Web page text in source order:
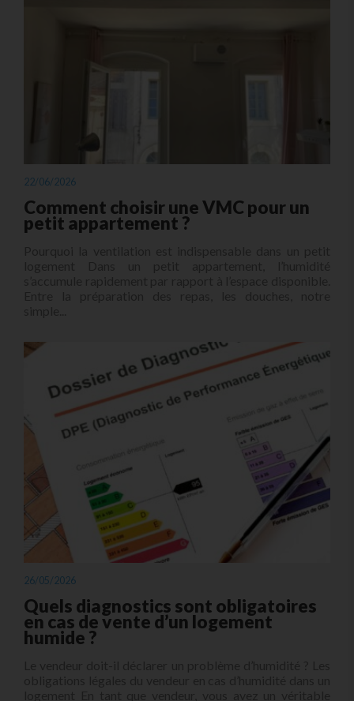
22/06/2026
Comment choisir une VMC pour un
petit appartement ?
26/05/2026
Quels diagnostics sont obligatoires
en cas de vente d’un logement
humide ?